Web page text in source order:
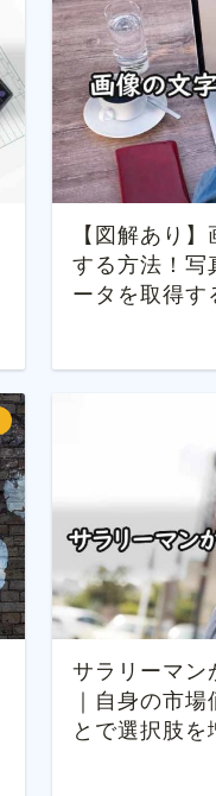
【図解あり
する方法！写
ータを取得す
サラリーマン
｜自身の市
とで選択肢を